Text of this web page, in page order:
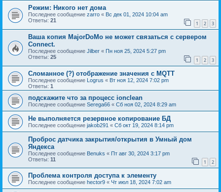
Режим: Никого нет дома
Последнее сообщение zarro « Вс дек 01, 2024 10:04 am
Ответы: 21 1 2 3
Ваша копия MajorDoMo не может связаться с сервером
Connect.
Последнее сообщение Jilber « Пн ноя 25, 2024 5:27 pm
Ответы: 25 1 2 3
Сломанное (?) отображение значения с MQTT
Последнее сообщение Logrus « Вт ноя 12, 2024 7:02 pm
Ответы: 1
подскажите что за процесс ionclean
Последнее сообщение Serega66 « Сб ноя 02, 2024 8:29 am
Не выполняется резервное копирование БД
Последнее сообщение jakob291 « Сб окт 19, 2024 8:14 pm
Проброс датчика закрытия/открытия в Умный дом
Яндекса
Последнее сообщение Benuks « Пт авг 30, 2024 3:17 pm
Ответы: 11 1 2
Проблема контроля доступа к элементу
Последнее сообщение hector9 « Чт июл 18, 2024 7:02 am